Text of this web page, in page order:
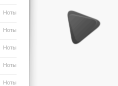
Ноты
Ноты
Ноты
Ноты
Ноты